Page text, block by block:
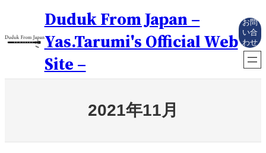
ス
プ
Duduk From Japan –
Yas.Tarumi's Official Web
Site –
お問
い合
わせ
2021年11月